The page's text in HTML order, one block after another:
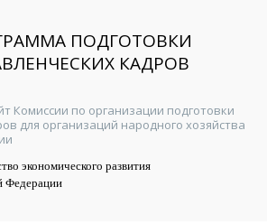
ПОДГОТОВКИ
КАДРОВ
Комиссии по организации подготовки
для организаций народного хозяйства
экономического развития
Федерации